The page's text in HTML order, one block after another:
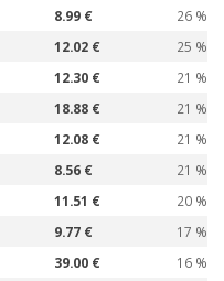
8.99 € 26 %
12.02 € 25 %
12.30 € 21 %
18.88 € 21 %
12.08 € 21 %
8.56 € 21 %
11.51 € 20 %
9.77 € 17 %
39.00 € 16 %